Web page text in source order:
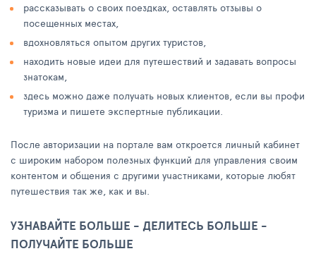
рассказывать о своих поездках, оставлять отзывы о
посещенных местах,
вдохновляться опытом других туристов,
находить новые идеи для путешествий и задавать вопросы
знатокам,
здесь можно даже получать новых клиентов, если вы профи
туризма и пишете экспертные публикации.
После авторизации на портале вам откроется личный кабинет
с широким набором полезных функций для управления своим
контентом и общения с другими участниками, которые любят
путешествия так же, как и вы.
УЗНАВАЙТЕ БОЛЬШЕ - ДЕЛИТЕСЬ БОЛЬШЕ -
ПОЛУЧАЙТЕ БОЛЬШЕ